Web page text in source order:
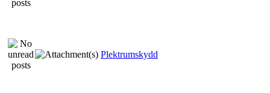
Plektrumskydd